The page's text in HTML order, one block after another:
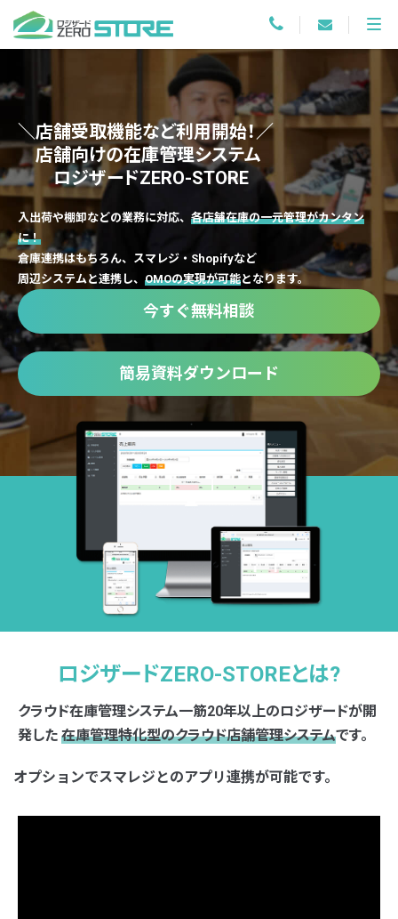
＼店舗受取機能など利用開始！／
店舗向けの在庫管理システム
ロジザードZERO-STORE
入出荷や棚卸などの業務に対応、 各店舗在庫の一元管理がカンタン
に！
倉庫連携はもちろん、スマレジ・Shopifyなど
周辺システムと連携し、 OMOの実現が可能となります。
今すぐ無料相談
簡易資料ダウンロード
ロジザードZERO-STOREとは?
クラウド在庫管理システム一筋20年以上のロジザードが開
発した 在庫管理特化型のクラウド店舗管理システムです。
オプションでスマレジとのアプリ連携が可能です。